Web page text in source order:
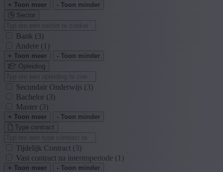
+ Toon meer
- Toon minder
Sector
Bank (3)
Andere (1)
+ Toon meer
- Toon minder
Opleiding
Secundair Onderwijs (3)
Bachelor (3)
Master (3)
+ Toon meer
- Toon minder
Type contract
Tijdelijk Contract (3)
Vast contract na interimperiode (1)
+ Toon meer
- Toon minder